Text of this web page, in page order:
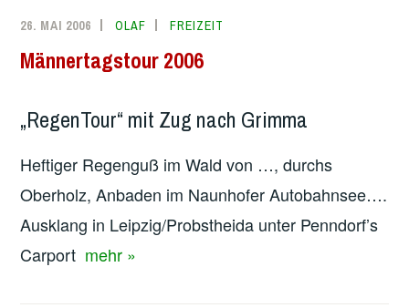
26. MAI 2006 OLAF FREIZEIT
Männertagstour 2006
„RegenTour“ mit Zug nach Grimma
Heftiger Regenguß im Wald von …, durchs
Oberholz, Anbaden im Naunhofer Autobahnsee….
Ausklang in Leipzig/Probstheida unter Penndorf’s
Carport mehr »